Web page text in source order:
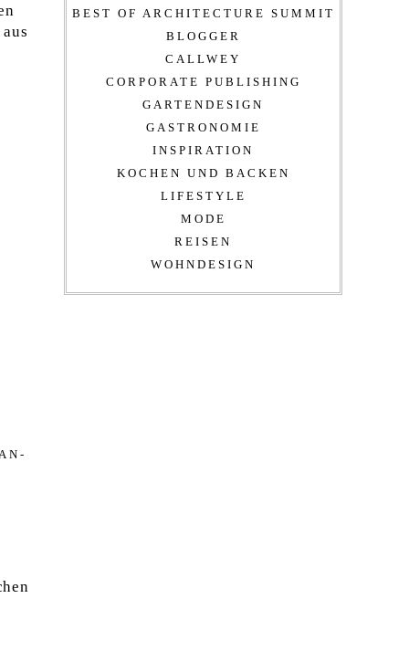
BEST OF ARCHITECTURE SUMMIT
BLOGGER
CALLWEY
CORPORATE PUBLISHING
GARTENDESIGN
GASTRONOMIE
INSPIRATION
KOCHEN UND BACKEN
LIFESTYLE
MODE
REISEN
WOHNDESIGN